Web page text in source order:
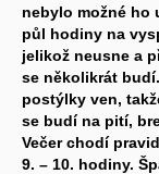
nebylo možné ho
půl hodiny na
jelikož neusne a
se několikrát
postýlky ven,
se budí na pití,
Večer chodí
9. – 10. hodiny.